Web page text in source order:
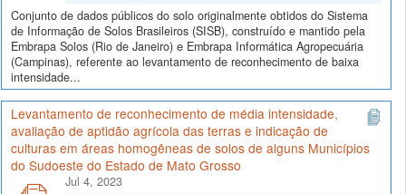
Conjunto de dados públicos do solo originalmente obtidos do Sistema
de Informação de Solos Brasileiros (SISB), construído e mantido pela
Embrapa Solos (Rio de Janeiro) e Embrapa Informática Agropecuária
(Campinas), referente ao levantamento de reconhecimento de baixa
intensidade...
Levantamento de reconhecimento de média intensidade,
avaliação de aptidão agrícola das terras e indicação de
culturas em áreas homogêneas de solos de alguns Municípios
do Sudoeste do Estado de Mato Grosso
Jul 4, 2023